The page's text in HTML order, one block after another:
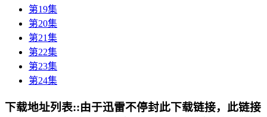
第19集
第20集
第21集
第22集
第23集
第24集
下载地址列表::由于迅雷不停封此下载链接，此链接